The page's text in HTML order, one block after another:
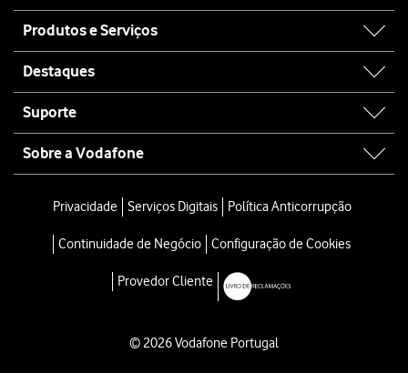
map
Produtos e Serviços
Destaques
Suporte
Sobre a Vodafone
Privacidade Serviços Digitais Política Anticorrupção
Continuidade de Negócio Configuração de Cookies
Provedor Cliente
© 2026 Vodafone Portugal